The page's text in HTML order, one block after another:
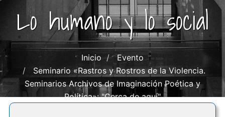
Lo humano y lo social
Inicio
Evento
Seminario «Rastros y Rostros de la Violencia.
Seminarios Archivos de Imaginación Poética y
Política»: "Cerca de aquí"